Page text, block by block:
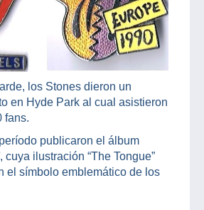
los Stones dieron un
en Hyde Park al cual asistieron
fans.
publicaron el álbum
cuya ilustración “The Tongue”
el símbolo emblemático de los